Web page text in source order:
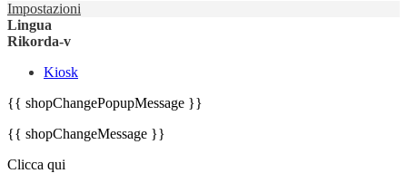
Impostazioni
Lingua
Rikorda-v
Kiosk
{{ shopChangePopupMessage }}
{{ shopChangeMessage }}
Clicca qui